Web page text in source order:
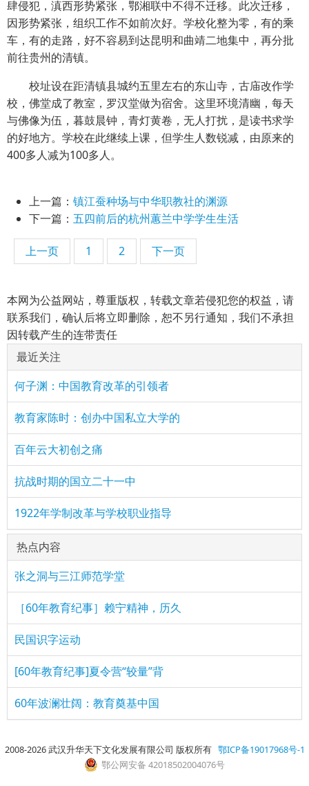
肆侵犯，滇西形势紧张，鄂湘联中不得不迁移。此次迁移，
因形势紧张，组织工作不如前次好。学校化整为零，有的乘
车，有的走路，好不容易到达昆明和曲靖二地集中，再分批
前往贵州的清镇。
校址设在距清镇县城约五里左右的东山寺，古庙改作学
校，佛堂成了教室，罗汉堂做为宿舍。这里环境清幽，每天
与佛像为伍，暮鼓晨钟，青灯黄卷，无人打扰，是读书求学
的好地方。学校在此继续上课，但学生人数锐减，由原来的
400多人减为100多人。
上一篇： 镇江蚕种场与中华职教社的渊源
下一篇： 五四前后的杭州蕙兰中学学生生活
上一页 1 2 下一页
本网为公益网站，尊重版权，转载文章若侵犯您的权益，请
联系我们，确认后将立即删除，恕不另行通知，我们不承担
因转载产生的连带责任
最近关注
何子渊：中国教育改革的引领者
教育家陈时：创办中国私立大学的
百年云大初创之痛
抗战时期的国立二十一中
1922年学制改革与学校职业指导
热点内容
张之洞与三江师范学堂
［60年教育纪事］赖宁精神，历久
民国识字运动
[60年教育纪事]夏令营“较量”背
60年波澜壮阔：教育奠基中国
2008-2026 武汉升华天下文化发展有限公司 版权所有 鄂ICP备19017968号-1
鄂公网安备 42018502004076号